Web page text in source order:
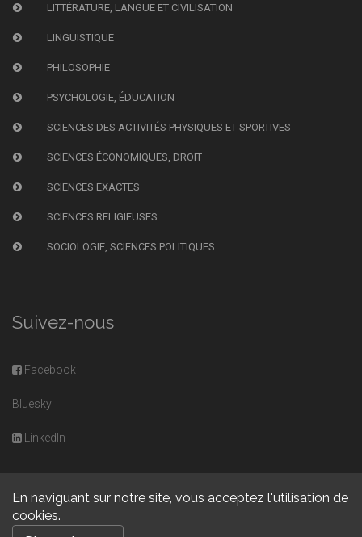
En naviguant sur notre site, vous acceptez l'utilisation de
cookies.
LITTÉRATURE, LANGUE ET CIVILISATION
LINGUISTIQUE
PHILOSOPHIE
PSYCHOLOGIE, ÉDUCATION
SCIENCES DES ACTIVITÉS PHYSIQUES ET SPORTIVES
SCIENCES ÉCONOMIQUES, DROIT
SCIENCES EXACTES
SCIENCES RELIGIEUSES
SOCIOLOGIE, SCIENCES POLITIQUES
Suivez-nous
Facebook
Bluesky
LinkedIn